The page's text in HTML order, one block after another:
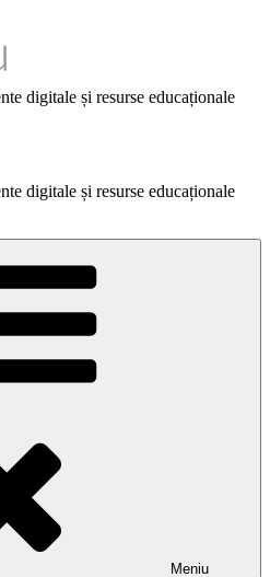
digitale și resurse educaționale
digitale și resurse educaționale
Meniu